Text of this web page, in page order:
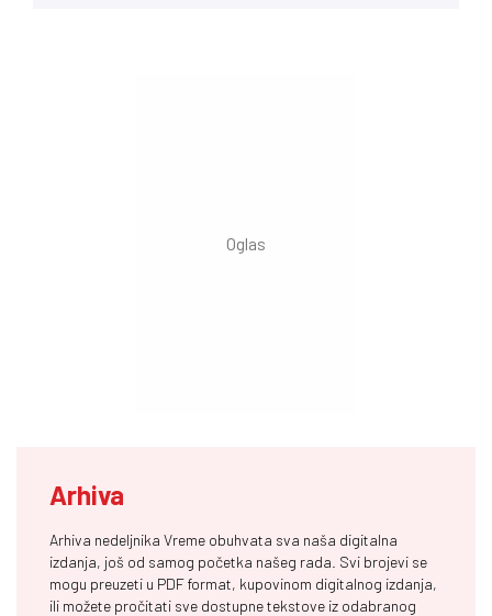
Arhiva
Arhiva nedeljnika Vreme obuhvata sva naša digitalna
izdanja, još od samog početka našeg rada. Svi brojevi se
mogu preuzeti u PDF format, kupovinom digitalnog izdanja,
ili možete pročitati sve dostupne tekstove iz odabranog